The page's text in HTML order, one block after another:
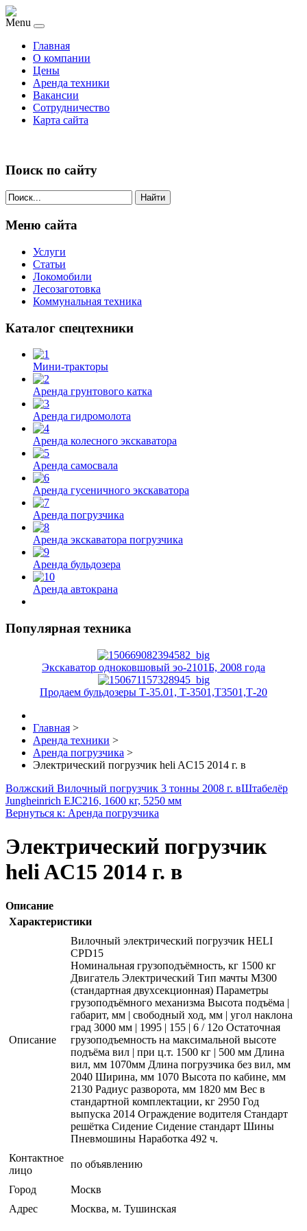
Menu
Главная
О компании
Цены
Аренда техники
Вакансии
Сотрудничество
Карта сайта
Поиск по сайту
Найти
Меню сайта
Услуги
Статьи
Локомобили
Лесозаготовка
Коммунальная техника
Каталог спецтехники
Мини-тракторы
Аренда грунтового катка
Аренда гидромолота
Аренда колесного экскаватора
Аренда самосвала
Аренда гусеничного экскаватора
Аренда погрузчика
Аренда экскаватора погрузчика
Аренда бульдозера
Аренда автокрана
Популярная техника
Экскаватор одноковшовый эо-2101Б, 2008 года
Продаем бульдозеры Т-35.01, Т-3501,Т3501,Т-20
Главная >
Аренда техники >
Аренда погрузчика >
Электрический погрузчик heli AC15 2014 г. в
Волжский Вилочный погрузчик 3 тонны 2008 г. вШтабелёр
Jungheinrich EJC216, 1600 кг, 5250 мм
Вернуться к: Аренда погрузчика
Электрический погрузчик
heli AC15 2014 г. в
Описание
Характеристики
Описание
Вилочный электрический погрузчик HELI
CPD15
Номинальная грузоподъёмность, кг 1500 кг
Двигатель Электрический Тип мачты M300
(стандартная двухсекционная) Параметры
грузоподъёмного механизма Высота подъёма |
габарит, мм | свободный ход, мм | угол наклона
град 3000 мм | 1995 | 155 | 6 / 12o Остаточная
грузоподъемность на максимальной высоте
подъёма вил | при ц.т. 1500 кг | 500 мм Длина
вил, мм 1070мм Длина погрузчика без вил, мм
2040 Ширина, мм 1070 Высота по кабине, мм
2130 Радиус разворота, мм 1820 мм Вес в
стандартной комплектации, кг 2950 Год
выпуска 2014 Ограждение водителя Стандарт
решётка Сидение Сидение стандарт Шины
Пневмошины Наработка 492 ч.
Контактное
лицо
по объявлению
Город
Москв
Адрес
Москва, м. Тушинская